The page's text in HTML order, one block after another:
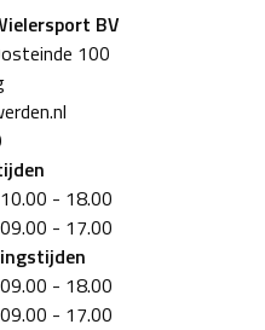
BV
100
10.00 - 18.00
09.00 - 17.00
09.00 - 18.00
09.00 - 17.00